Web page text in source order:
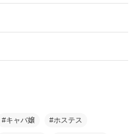
#キャバ嬢 #ホステス